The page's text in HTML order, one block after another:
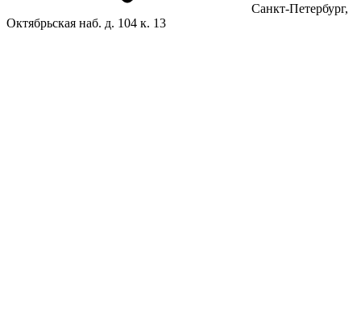
Санкт-Петербург,
Октябрьская наб. д. 104 к. 13